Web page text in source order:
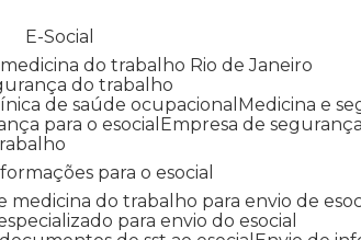
E-Social
medicina do trabalho Rio de Janeiro
do trabalho
Clínica de saúde ocupacional
Medicina e
para o esocial
Empresa de
para o esocial
medicina do trabalho para envio de
para envio do esocial